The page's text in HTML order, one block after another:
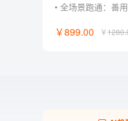
￥899.00 ￥